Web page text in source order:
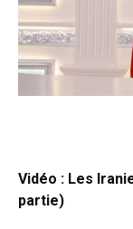
Vidéo : Les
partie)